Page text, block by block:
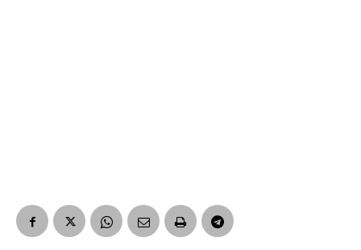
Nombre